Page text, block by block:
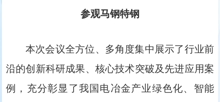
参观马钢特钢
本次会议全方位、多角度集中展示了行业前
沿的创新科研成果、核心技术突破及先进应用案
例，充分彰显了我国电冶金产业绿色化、智能